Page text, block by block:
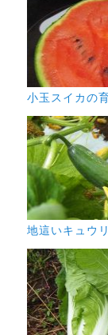
小玉スイカの
地這いキュウ